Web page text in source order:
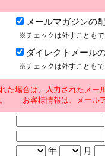
メールマガジンの
※チェックは外すことも
ダイレクトメール
※チェックは外すことも
た場合は、入力されたメ
お客様情報は、メール
年
月